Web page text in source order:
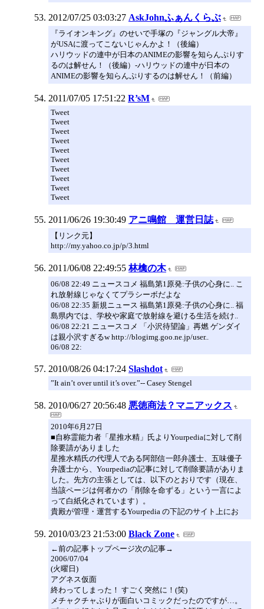
2012/07/25 03:03:27 AskJohnふぁんくらぶ
『ライオンキング』のせいで手塚の『ジャングル大帝』
がUSAに渡ってこないじゃんかよ！（後編）
ハリウッドの連中が日本のANIMEの影響を知らんぷりす
るのは解せん！（後編）-ハリウッドの連中が日本の
ANIMEの影響を知らんぷりするのは解せん！（前編）
2011/07/05 17:51:22 R’sM
Tweet
Tweet
Tweet
Tweet
Tweet
Tweet
Tweet
Tweet
Tweet
Tweet
2011/06/26 19:30:49 アニ鳴館 運営日誌
【リンク元】
http://my.yahoo.co.jp/p/3.html
2011/06/08 22:49:55 林檎の木
06/08 22:49 ニュースコメ 福島第1原発:子供の心身に.. こ
れ放射線じゃなくてプラシーボだよな
06/08 22:35 新規ニュース 福島第1原発:子供の心身に.. 福
島県内では、学校や家庭で放射線を避ける生活を続け..
06/08 22:21 ニュースコメ 「小沢待望論」再燃 ゲンダイ
は親小沢すぎるw http://blogimg.goo.ne.jp/user..
06/08 22:
2010/08/26 04:17:24 Slashdot
”It ain’t over until it’s over.”-- Casey Stengel
2010/06/27 20:56:48 悪徳商法？マニアックス
2010年6月27日
■自称霊能力者「星推水精」氏よりYourpediaに対して削
除要請がありました
星推水精氏の代理人である阿部信一郎弁護士、五味優子
弁護士から、Yourpediaの記事に対して削除要請がありま
した。先方の主張としては、以下のとおりです（現在、
当該ページは何者かの「削除を命ずる」という一言によ
って白紙化されています）。
貴殿が管理・運営するYourpedia の下記のサイト上にお
2010/03/23 21:53:00 Black Zone
←前の記事トップページ次の記事→
2006/07/04
(火曜日)
アグネス仮面
終わってしまった！ すごく突然に！(笑)
メチャクチャぶりが面白いコミックだったのですが…。